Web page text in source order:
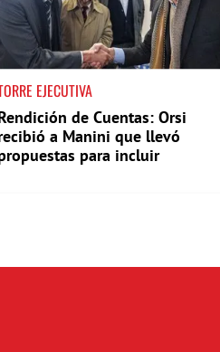
EJECUTIVA
de Cuentas: Orsi
a Manini que llevó
para incluir